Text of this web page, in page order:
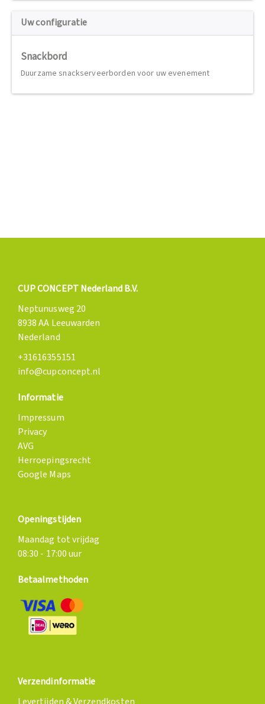
Uw configuratie
Snackbord
Duurzame snackserveerborden voor uw evenement
CUP CONCEPT Nederland B.V.
Neptunusweg 20
8938 AA Leeuwarden
Nederland
+31616355151
info@cupconcept.nl
Informatie
Impressum
Privacy
AVG
Herroepingsrecht
Google Maps
Openingstijden
Maandag tot vrijdag
08:30 - 17:00 uur
Betaalmethoden
Verzendinformatie